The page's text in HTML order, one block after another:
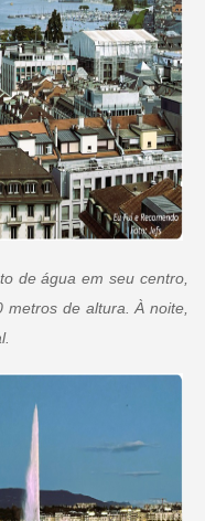
de água em seu centro,
metros de altura. À noite,